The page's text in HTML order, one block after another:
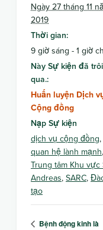
Ngày 27 tháng 11
2019
Thời gian:
9 giờ sáng - 1 giờ
Này Sự kiện đã trôi
qua.:
Huấn luyện Dịch
Cộng đồng
Nạp Sự kiện
dịch vụ cộng đồng,
quan hệ lành mạnh,
Trung tâm Khu vực
Andreas, SARC,
tạo
Bệnh động kinh là